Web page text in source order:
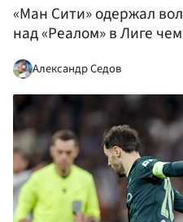
«Ман Сити» одержал
над «Реалом» в Лиге
Александр Седов